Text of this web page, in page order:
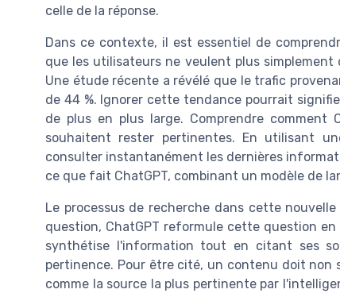
celle de la réponse.
Dans ce contexte, il est essentiel de
que les utilisateurs ne veulent plus
Une étude récente a révélé que le trafic
de 44 %. Ignorer cette tendance pourrait
de plus en plus large. Comprendre comment
souhaitent rester pertinentes. En utilisant
consulter instantanément les dernières
ce que fait ChatGPT, combinant un modèle de
Le processus de recherche dans cette
question, ChatGPT reformule cette question
synthétise l'information tout en citant ses
pertinence. Pour être cité, un contenu doit non
comme la source la plus pertinente par